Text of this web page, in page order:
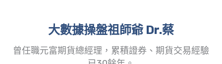
大數據操盤祖師爺 Dr.蔡
曾任職元富期貨總經理，累積證券、期貨交易經驗